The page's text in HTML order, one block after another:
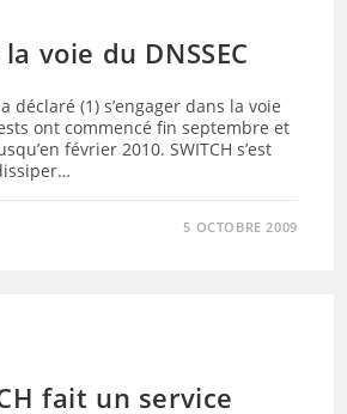
voie du DNSSEC
déclaré (1) s’engager dans la voie
ont commencé fin septembre et
février 2010. SWITCH s’est
5 OCTOBRE 2009
fait un service